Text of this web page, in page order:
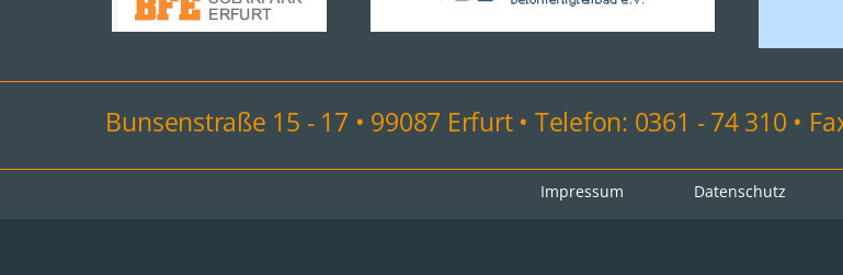
Bunsenstraße 15 - 17 • 99087 Erfurt • Telefon: 0361 - 74 310 •
Impressum Datenschutz